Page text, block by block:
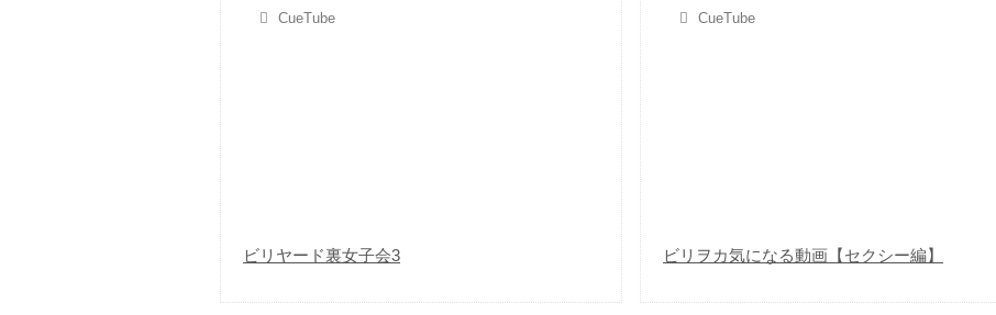
CueTube
ビリヤード裏女子会3
CueTube
ビリヲカ気になる動画【セクシー編】